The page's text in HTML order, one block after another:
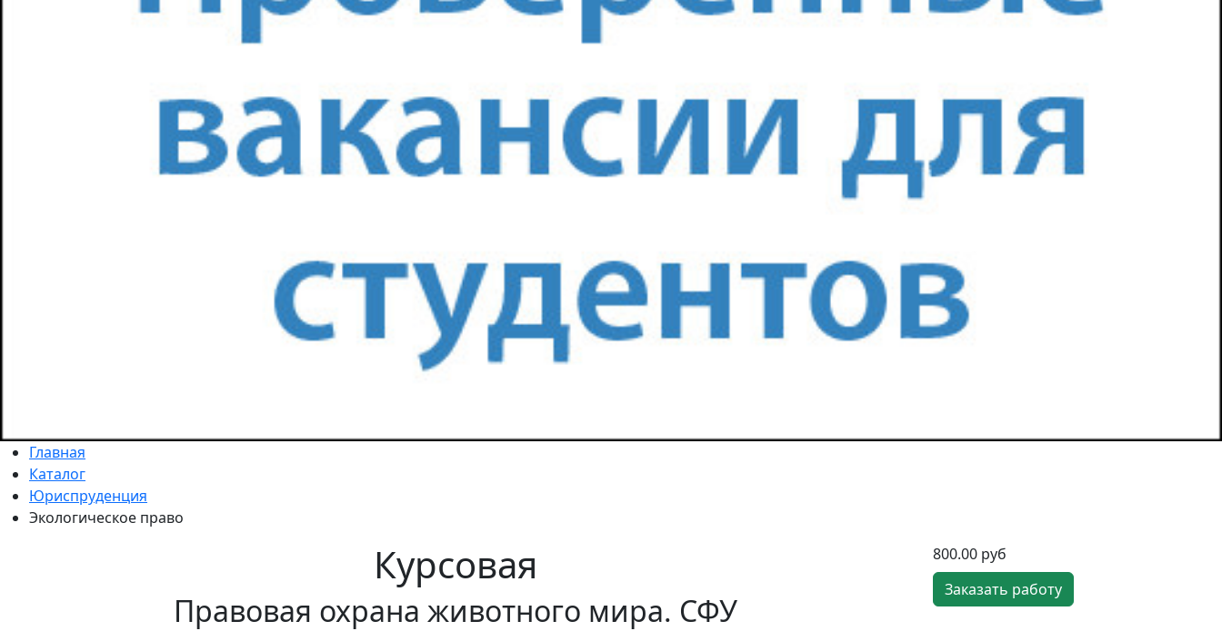
Главная
Каталог
Юриспруденция
Экологическое право
Курсовая
Правовая охрана животного мира. СФУ
800.00 руб
Заказать работу